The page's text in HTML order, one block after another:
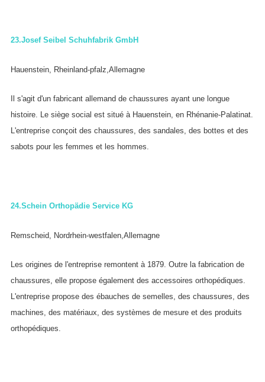
23.Josef Seibel Schuhfabrik GmbH
Hauenstein, Rheinland-pfalz,Allemagne
Il s'agit d'un fabricant allemand de chaussures ayant une longue
histoire. Le siège social est situé à Hauenstein, en Rhénanie-Palatinat.
L'entreprise conçoit des chaussures, des sandales, des bottes et des
sabots pour les femmes et les hommes.
24.Schein Orthopädie Service KG
Remscheid, Nordrhein-westfalen,Allemagne
Les origines de l'entreprise remontent à 1879. Outre la fabrication de
chaussures, elle propose également des accessoires orthopédiques.
L'entreprise propose des ébauches de semelles, des chaussures, des
machines, des matériaux, des systèmes de mesure et des produits
orthopédiques.